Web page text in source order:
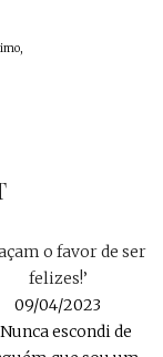
o favor de ser
felizes!’
09/04/2023
escondi de